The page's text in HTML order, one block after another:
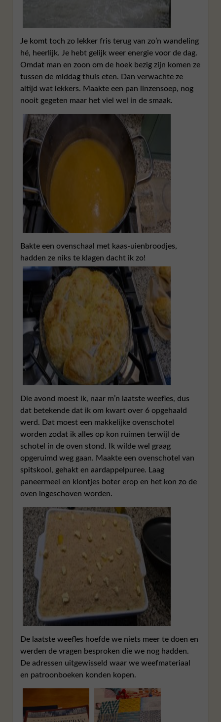
Je komt toch zo lekker fris terug van zo’n wandeling
hé, heerlijk. Je hebt gelijk weer energie voor de dag.
Omdat man en zoon om de hoek bezig zijn komen ze
tussen de middag thuis eten. Dan verwachte ze
altijd wat lekkers. Maakte een pan linzensoep, nog
nooit gegeten maar het viel wel in de smaak.
Bakte een ovenschaal met kaas-uienbroodjes,
hadden ze niks te klagen dacht ik zo!
Die avond moest ik, naar m’n laatste weefles, dus
dat betekende dat ik om kwart over 6 opgehaald
werd. Dat moest een makkelijke ovenschotel
worden zodat ik alles op kon ruimen terwijl de
schotel in de oven stond. Ik wilde wel graag
opgeruimd weg gaan. Maakte een ovenschotel van
spitskool, gehakt en aardappelpuree. Laag
paneermeel en klontjes boter erop en het kon zo de
oven ingeschoven worden.
De laatste weefles hoefde we niets meer te doen en
werden de vragen besproken die we nog hadden.
De adressen uitgewisseld waar we weefmateriaal
en patroonboeken konden kopen.